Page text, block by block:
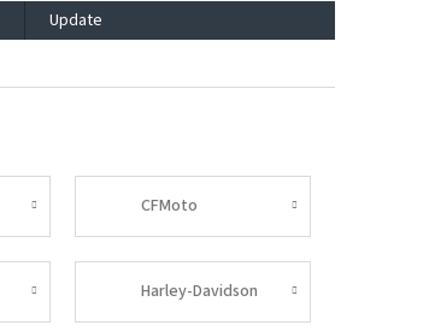
Update
CFMoto
Harley-Davidson